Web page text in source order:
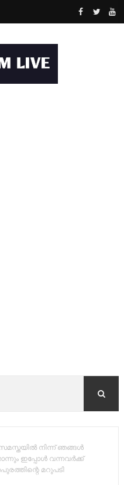
നിന്ന് ഞങ്ങള്‍
ഇപ്പോൾ വന്നവർക്ക്
മറുപടി